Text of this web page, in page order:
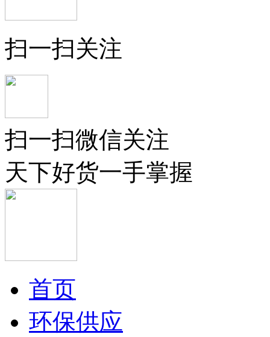
扫一扫关注
扫一扫微信关注
天下好货一手掌握
首页
环保供应